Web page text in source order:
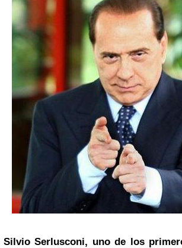
Silvio Serlusconi, uno de los